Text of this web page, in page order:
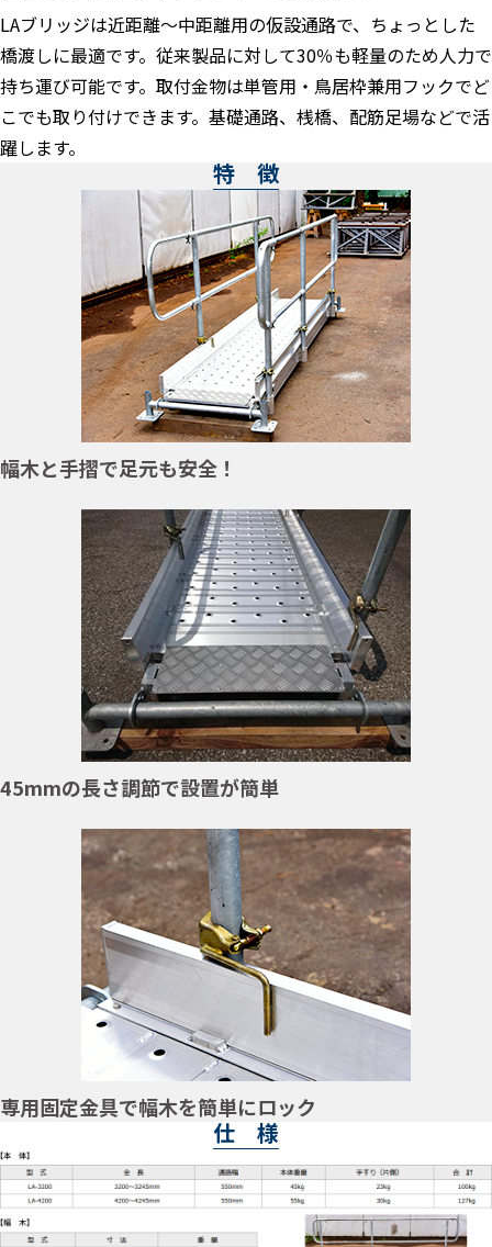
LAブリッジは近距離～中距離用の仮設通路で、ちょっとした
橋渡しに最適です。従来製品に対して30％も軽量のため人力で
持ち運び可能です。取付金物は単管用・鳥居枠兼用フックでど
こでも取り付けできます。基礎通路、桟橋、配筋足場などで活
躍します。
特 徴
幅木と手摺で足元も安全！
45mmの長さ調節で設置が簡単
専用固定金具で幅木を簡単にロック
仕 様